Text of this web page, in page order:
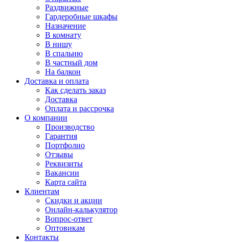
Раздвижные
Гардеробные шкафы
Назначение
В комнату
В нишу
В спальню
В частный дом
На балкон
Доставка и оплата
Как сделать заказ
Доставка
Оплата и рассрочка
О компании
Производство
Гарантия
Портфолио
Отзывы
Реквизиты
Вакансии
Карта сайта
Клиентам
Скидки и акции
Онлайн-калькулятор
Вопрос-ответ
Оптовикам
Контакты